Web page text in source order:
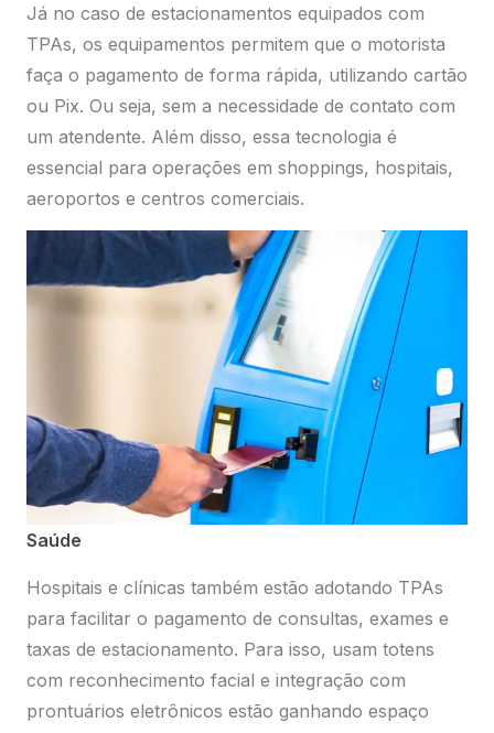
Selecione abaixo uma das opções e faça
o login para acessar.
Portal do Revendedor
Acesse os serviços relacionados a comissões.
Preciso de ajuda
Já no caso de estacionamentos equipados com
TPAs, os equipamentos permitem que o motorista
faça o pagamento de forma rápida, utilizando cartão
ou Pix. Ou seja, sem a necessidade de contato com
um atendente. Além disso, essa tecnologia é
essencial para operações em shoppings, hospitais,
aeroportos e centros comerciais.
Saúde
Hospitais e clínicas também estão adotando TPAs
para facilitar o pagamento de consultas, exames e
taxas de estacionamento. Para isso, usam totens
com reconhecimento facial e integração com
prontuários eletrônicos estão ganhando espaço